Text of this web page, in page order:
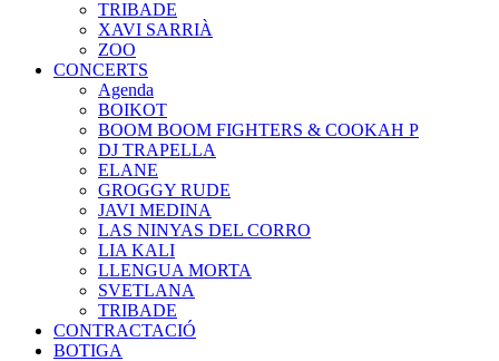
TRIBADE
XAVI SARRIÀ
ZOO
CONCERTS
Agenda
BOIKOT
BOOM BOOM FIGHTERS & COOKAH P
DJ TRAPELLA
ELANE
GROGGY RUDE
JAVI MEDINA
LAS NINYAS DEL CORRO
LIA KALI
LLENGUA MORTA
SVETLANA
TRIBADE
CONTRACTACIÓ
BOTIGA